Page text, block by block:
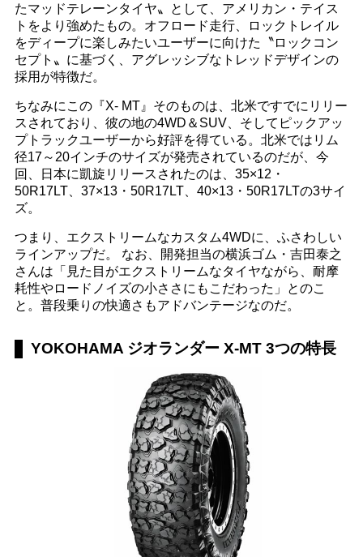
たマッドテレーンタイヤ〟として、アメリカン・テイス
トをより強めたもの。オフロード走行、ロックトレイル
をディープに楽しみたいユーザーに向けた〝ロックコン
セプト〟に基づく、アグレッシブなトレッドデザインの
採用が特徴だ。
ちなみにこの『X‐ MT』そのものは、北米ですでにリリー
スされており、彼の地の4WD＆SUV、そしてピックアッ
プトラックユーザーから好評を得ている。北米ではリム
径17～20インチのサイズが発売されているのだが、今
回、日本に凱旋リリースされたのは、35×12・
50R17LT、37×13・50R17LT、40×13・50R17LTの3サイ
ズ。
つまり、エクストリームなカスタム4WDに、ふさわしい
ラインアップだ。 なお、開発担当の横浜ゴム・吉田泰之
さんは「見た目がエクストリームなタイヤながら、耐摩
耗性やロードノイズの小ささにもこだわった」とのこ
と。普段乗りの快適さもアドバンテージなのだ。
YOKOHAMA ジオランダー X-MT 3つの特長